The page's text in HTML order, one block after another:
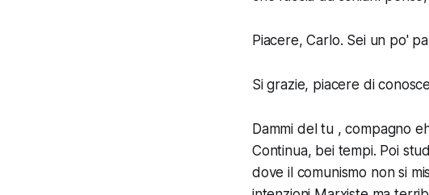
Piacere, Carlo. Sei un po'
Si grazie, piacere di
Dammi del tu , compagno
Continua, bei tempi. Poi
dove il comunismo non si